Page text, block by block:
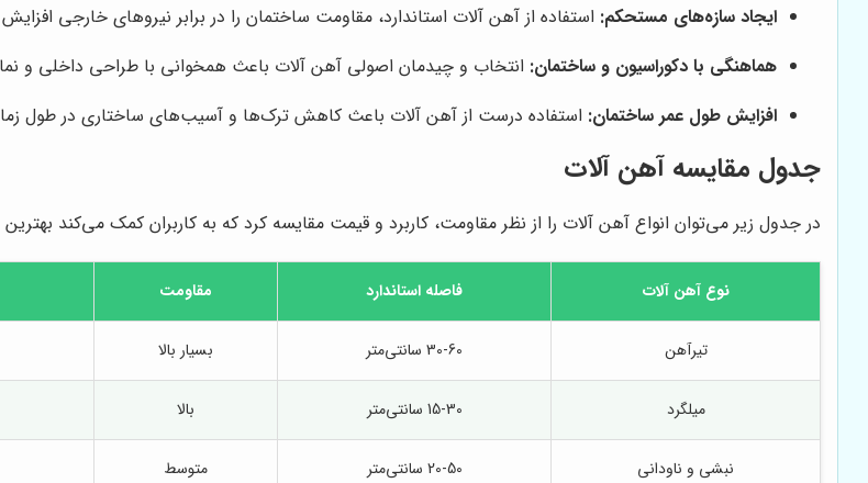
ایجاد سازه‌های مستحکم: استفاده از آهن آلات استاندارد، مقاومت ساختمان را در برابر نیروهای خارجی
هماهنگی با دکوراسیون و ساختمان: انتخاب و چیدمان اصولی آهن آلات باعث همخوانی با طراحی داخلی و
افزایش طول عمر ساختمان: استفاده درست از آهن آلات باعث کاهش ترک‌ها و آسیب‌های ساختاری در طول
جدول مقایسه آهن آلات
در جدول زیر می‌توان انواع آهن آلات را از نظر مقاومت، کاربرد و قیمت مقایسه کرد که به کاربران کمک می‌کند بهترین
نوع آهن آلات فاصله استاندارد مقاومت
تیرآهن 30-60 سانتی‌متر بسیار بالا
میلگرد 15-30 سانتی‌متر بالا
نبشی و ناودانی 20-50 سانتی‌متر متوسط